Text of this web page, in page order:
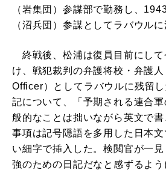
（岩集団）参謀部で勤務し、
（沼兵団）参謀としてラバウル
終戦後、松浦は復員目前にして
け、戦犯裁判の弁護将校・弁護
Officer）としてラバウルに残留
記について、「予期される連合
般的なことは拙いながら英文で
事項は記号隠語を多用した日本
い細字で挿入した。検閲官が一
強のための日記だなと感ずるよ